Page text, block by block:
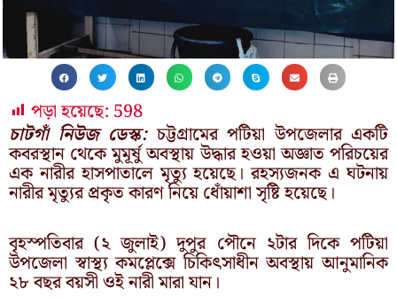
পড়া হয়েছে: 598
চাটগাঁ নিউজ ডেস্ক:চট্টগ্রামের পটিয়া উপজেলার একটি
কবরস্থান থেকে মুমূর্ষু অবস্থায় উদ্ধার হওয়া অজ্ঞাত পরিচয়ের
এক নারীর হাসপাতালে মৃত্যু হয়েছে। রহস্যজনক এ ঘটনায়
নারীর মৃত্যুর প্রকৃত কারণ নিয়ে ধোঁয়াশা সৃষ্টি হয়েছে।
বৃহস্পতিবার (২ জুলাই) দুপুর পৌনে ২টার দিকে পটিয়া
উপজেলা স্বাস্থ্য কমপ্লেক্সে চিকিৎসাধীন অবস্থায় আনুমানিক
২৮ বছর বয়সী ওই নারী মারা যান।